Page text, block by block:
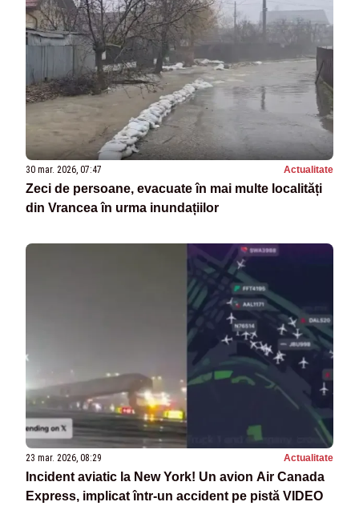
30 mar. 2026, 07:47 Actualitate
Zeci de persoane, evacuate în mai multe localități
din Vrancea în urma inundațiilor
23 mar. 2026, 08:29 Actualitate
Incident aviatic la New York! Un avion Air Canada
Express, implicat într-un accident pe pistă VIDEO